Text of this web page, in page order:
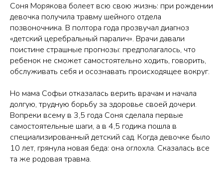
Соня Морякова болеет всю свою жизнь: при рождении
девочка получила травму шейного отдела
позвоночника. В полтора года прозвучал диагноз
«детский церебральный паралич». Врачи давали
поистине страшные прогнозы: предполагалось, что
ребенок не сможет самостоятельно ходить, говорить,
обслуживать себя и осознавать происходящее вокруг.
Но мама Софьи отказалась верить врачам и начала
долгую, трудную борьбу за здоровье своей дочери.
Вопреки всему в 3,5 года Соня сделала первые
самостоятельные шаги, а в 4,5 годика пошла в
специализированный детский сад. Когда девочке было
10 лет, грянула новая беда: она оглохла. Сказалась все
та же родовая травма.